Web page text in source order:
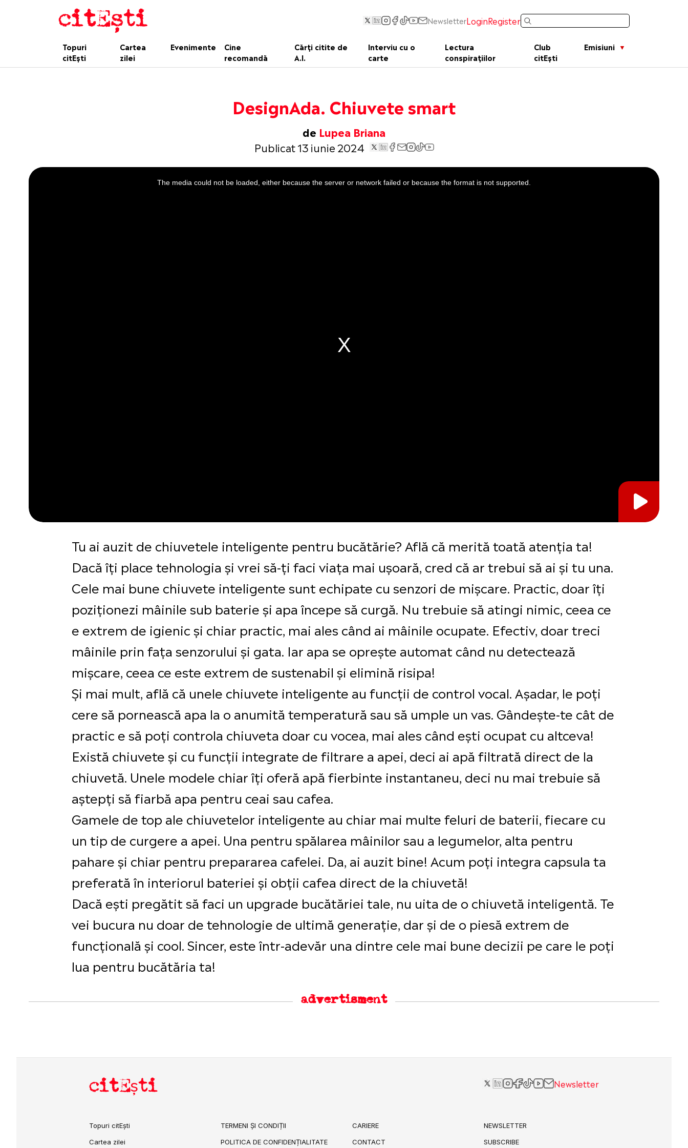
NewsletterLoginRegister
Topuri
citEști
Cartea
zilei
Evenimente
Cine
recomandă
Cărți citite de
A.I.
Interviu cu o
carte
Lectura
conspirațiilor
Club
citEști
Emisiuni
DesignAda. Chiuvete smart
de Lupea Briana
Publicat 13 iunie 2024
This
is
a
The media could not be loaded, either because the server or network failed or because the format is not supported.
Tu ai auzit de chiuvetele inteligente pentru bucătărie? Află că merită toată atenția ta!
Dacă îți place tehnologia și vrei să-ți faci viața mai ușoară, cred că ar trebui să ai și tu una.
Cele mai bune chiuvete inteligente sunt echipate cu senzori de mișcare. Practic, doar îți
poziționezi mâinile sub baterie și apa începe să curgă. Nu trebuie să atingi nimic, ceea ce
e extrem de igienic și chiar practic, mai ales când ai mâinile ocupate. Efectiv, doar treci
mâinile prin fața senzorului și gata. Iar apa se oprește automat când nu detectează
mișcare, ceea ce este extrem de sustenabil și elimină risipa!
Și mai mult, află că unele chiuvete inteligente au funcții de control vocal. Așadar, le poți
cere să pornească apa la o anumită temperatură sau să umple un vas. Gândește-te cât de
practic e să poți controla chiuveta doar cu vocea, mai ales când ești ocupat cu altceva!
Există chiuvete și cu funcții integrate de filtrare a apei, deci ai apă filtrată direct de la
chiuvetă. Unele modele chiar îți oferă apă fierbinte instantaneu, deci nu mai trebuie să
aștepți să fiarbă apa pentru ceai sau cafea.
Gamele de top ale chiuvetelor inteligente au chiar mai multe feluri de baterii, fiecare cu
un tip de curgere a apei. Una pentru spălarea mâinilor sau a legumelor, alta pentru
pahare și chiar pentru prepararea cafelei. Da, ai auzit bine! Acum poți integra capsula ta
preferată în interiorul bateriei și obții cafea direct de la chiuvetă!
Dacă ești pregătit să faci un upgrade bucătăriei tale, nu uita de o chiuvetă inteligentă. Te
vei bucura nu doar de tehnologie de ultimă generație, dar și de o piesă extrem de
funcțională și cool. Sincer, este într-adevăr una dintre cele mai bune decizii pe care le poți
lua pentru bucătăria ta!
advertisment
citEști Newsletter
Topuri citEști
Cartea zilei
TERMENI ȘI CONDIȚII
POLITICA DE CONFIDENȚIALITATE
CARIERE
CONTACT
NEWSLETTER
SUBSCRIBE